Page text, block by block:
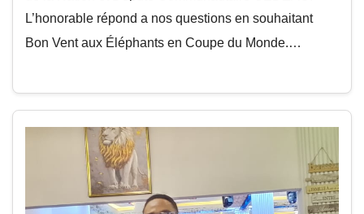
L’honorable répond a nos questions en souhaitant
Bon Vent aux Éléphants en Coupe du Monde.…